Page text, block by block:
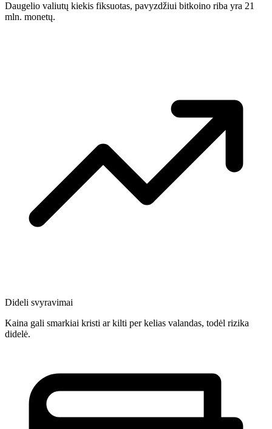
Daugelio valiutų kiekis fiksuotas, pavyzdžiui bitkoino riba yra 21
mln. monetų.
Dideli svyravimai
Kaina gali smarkiai kristi ar kilti per kelias valandas, todėl rizika
didelė.